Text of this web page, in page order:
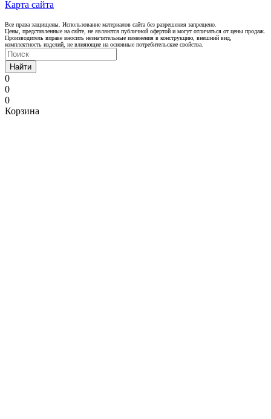
Карта сайта
Все права защищены. Использование материалов сайта без разрешения запрещено.
Цены, представленные на сайте, не являются публичной офертой и могут отличаться от цены продаж.
Производитель вправе вносить незначительные изменения в конструкцию, внешний вид,
комплектность изделий, не влияющие на основные потребительские свойства.
Найти
0
0
0
Корзина